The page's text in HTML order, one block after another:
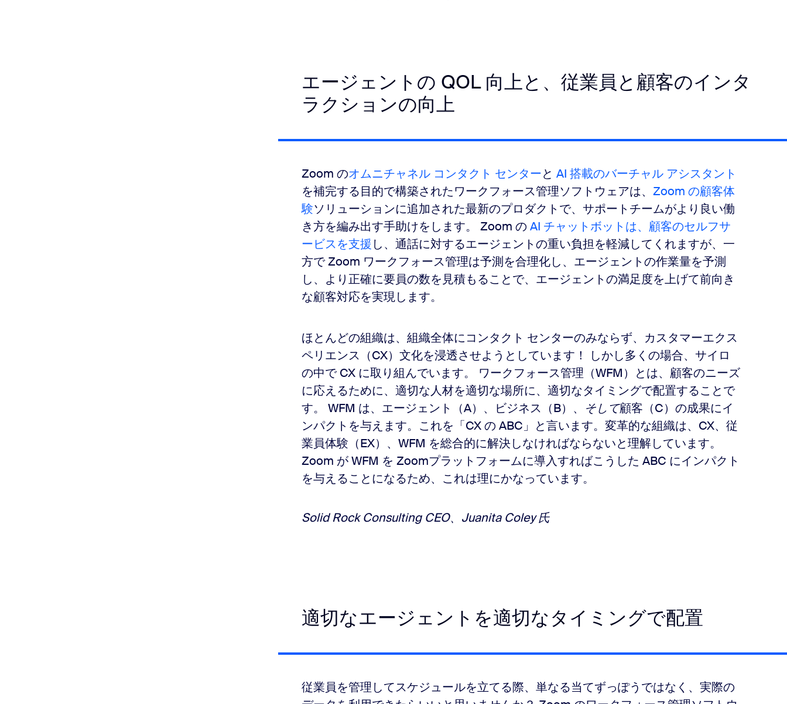
エージェントの QOL 向上と、従業員と顧客のインタ
ラクションの向上
Zoom のオムニチャネル コンタクト センターと AI 搭載のバーチャル アシスタント
を補完する目的で構築されたワークフォース管理ソフトウェアは、 Zoom の顧客体
験ソリューションに追加された最新のプロダクトで、サポートチームがより良い働
き方を編み出す手助けをします。 Zoom の AI チャットボットは、顧客のセルフサ
ービスを支援し、通話に対するエージェントの重い負担を軽減してくれますが、一
方で Zoom ワークフォース管理は予測を合理化し、エージェントの作業量を予測
し、より正確に要員の数を見積もることで、エージェントの満足度を上げて前向き
な顧客対応を実現します。
ほとんどの組織は、組織全体にコンタクト センターのみならず、カスタマーエクス
ペリエンス（CX）文化を浸透させようとしています！ しかし多くの場合、サイロ
の中で CX に取り組んでいます。 ワークフォース管理（WFM）とは、顧客のニーズ
に応えるために、適切な人材を適切な場所に、適切なタイミングで配置することで
す。 WFM は、エージェント（A）、ビジネス（B）、
そして顧客（C）の成果にイ
ンパクトを与えます。これを「CX の ABC」と言います。変革的な組織は、CX、従
業員体験（EX）、WFM を総合的に解決しなければならないと理解しています。
Zoom が WFM を Zoomプラットフォームに導入すればこうした ABC にインパクト
を与えることになるため、これは理にかなっています。
Solid Rock Consulting CEO、Juanita Coley 氏
適切なエージェントを適切なタイミングで配置
従業員を管理してスケジュールを立てる際、単なる当てずっぽうではなく、実際の